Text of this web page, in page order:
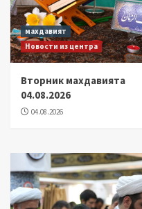
махдавият
Новости из центра
Вторник махдавията
04.08.2026
04.08.2026